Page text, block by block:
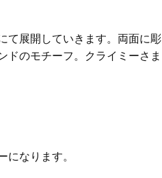
て展開していきます。両面に彫
ドのモチーフ。クライミーさま
になります。